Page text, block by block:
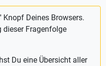
Deines Browsers.
dieser Fragenfolge
Du eine Übersicht aller